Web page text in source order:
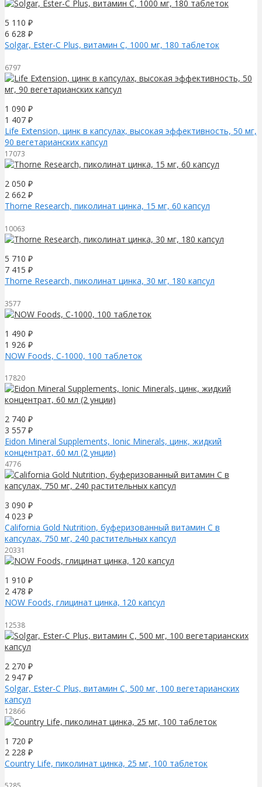
5 110 ₽
6 628 ₽
Solgar, Ester-C Plus, витамин C, 1000 мг, 180 таблеток
6797
1 090 ₽
1 407 ₽
Life Extension, цинк в капсулах, высокая эффективность, 50 мг,
90 вегетарианских капсул
17073
2 050 ₽
2 662 ₽
Thorne Research, пиколинат цинка, 15 мг, 60 капсул
10063
5 710 ₽
7 415 ₽
Thorne Research, пиколинат цинка, 30 мг, 180 капсул
3577
1 490 ₽
1 926 ₽
NOW Foods, C-1000, 100 таблеток
17820
2 740 ₽
3 557 ₽
Eidon Mineral Supplements, Ionic Minerals, цинк, жидкий
концентрат, 60 мл (2 унции)
4776
3 090 ₽
4 023 ₽
California Gold Nutrition, буферизованный витамин C в
капсулах, 750 мг, 240 растительных капсул
20331
1 910 ₽
2 478 ₽
NOW Foods, глицинат цинка, 120 капсул
12538
2 270 ₽
2 947 ₽
Solgar, Ester-C Plus, витамин C, 500 мг, 100 вегетарианских
капсул
12866
1 720 ₽
2 228 ₽
Country Life, пиколинат цинка, 25 мг, 100 таблеток